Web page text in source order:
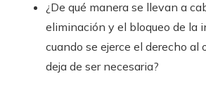
¿De qué manera se llevan a
eliminación y el bloqueo de la
cuando se ejerce el derecho al
deja de ser necesaria?